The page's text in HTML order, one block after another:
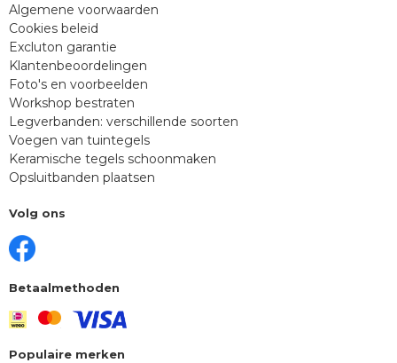
Algemene voorwaarden
Cookies beleid
Excluton garantie
Klantenbeoordelingen
Foto's en voorbeelden
Workshop bestraten
Legverbanden: verschillende soorten
Voegen van tuintegels
Keramische tegels schoonmaken
Opsluitbanden plaatsen
Volg ons
Betaalmethoden
Populaire merken